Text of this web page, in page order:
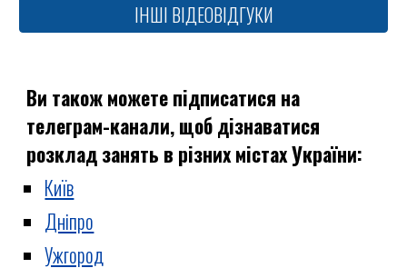
ІНШІ ВІДЕОВІДГУКИ
Ви також можете підписатися на
телеграм-канали, щоб дізнаватися
розклад занять в різних містах України:
Київ
Дніпро
Ужгород